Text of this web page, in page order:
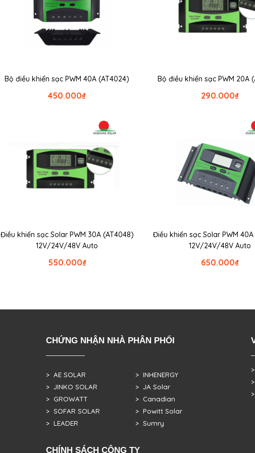
Bộ điều khiển sạc PWM 40A (AT4024)
₫
450.000
Bộ điều khiển sạc PWM 20A
₫
290.000
Điều khiển sạc Solar PWM 30A (AT4048)
12V/24V/48V Auto
₫
550.000
Điều khiển sạc Solar PWM
12V/24V/48V Auto
₫
650.000
CHỨNG NHẬN NHÀ PHÂN PHỐI
> AE SOLAR
> JINKO SOLAR
> GROWATT
> SOFAR SOLAR
> LEADER
> INHENERGY
> JA Solar
> Canadian
> Powitt Solar
> Sumry
CHÍNH SÁCH CÔNG TY